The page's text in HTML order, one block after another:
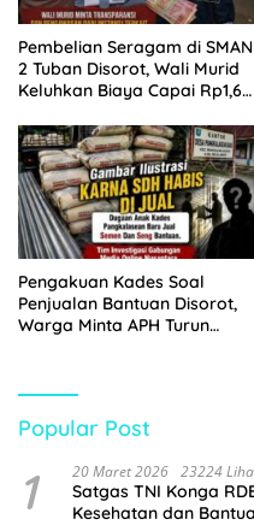
Pembelian Seragam di SMAN
2 Tuban Disorot, Wali Murid
Keluhkan Biaya Capai Rp1,6
Pengakuan Kades Soal
Penjualan Bantuan Disorot,
Warga Minta APH Turun
Popular Post
1 20 Maret 2026 23224
Satgas TNI Konga
Kesehatan dan